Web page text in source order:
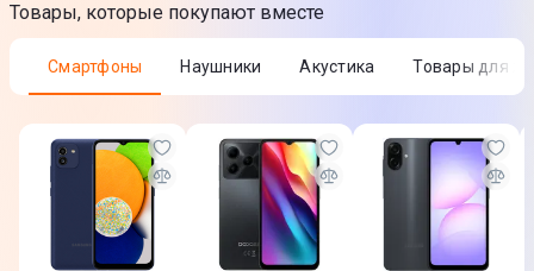
Левая/Правая (ДхШхВ)
560, 8 х 42,4 х 16,5 мм
Размеры в упаковке (ДxШxВ)
1050 x 94 x 90 мм
Товары, которые покупают вместе
Смартфоны Наушники Акустика Товары для